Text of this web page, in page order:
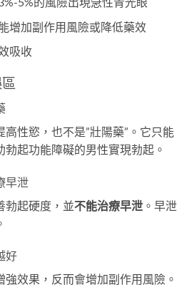
增加副作用風險或降低藥效
吸收
性慾，也不是”壯陽藥”。它只能
起功能障礙的男性實現勃起。
早泄
勃起硬度，並不能治療早泄 。早泄
好
效果，反而會增加副作用風險。